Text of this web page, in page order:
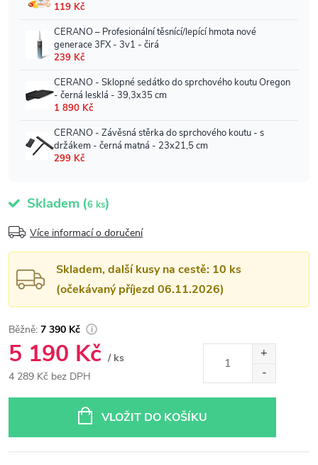
Skladem (6 ks)
Více informací o doručení
Skladem, další kusy na cestě: 10 ks
(očekávaný příjezd 06.11.2026)
7 390 Kč
5 190 Kč / ks
4 289 Kč bez DPH
VLOŽIT DO KOŠÍKU